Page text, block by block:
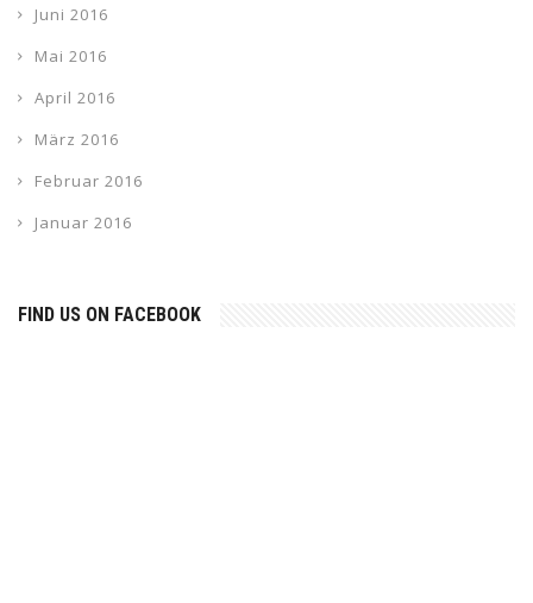
Juni 2016
Mai 2016
April 2016
März 2016
Februar 2016
Januar 2016
FIND US ON FACEBOOK